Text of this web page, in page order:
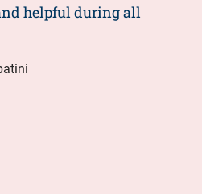
helpful during all